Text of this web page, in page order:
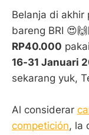
Belanja di akhir
bareng BRI
RP40.000
16-31 Januari
sekarang yuk,
Al considerar
competición, la